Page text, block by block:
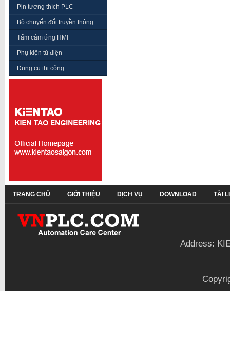
Pin tương thích PLC
Bộ chuyển đổi truyền thông
Tấm cảm ứng HMI
Phụ kiện tủ điện
Dụng cụ thi công
TRANG CHỦ GIỚI THIỆU DỊCH VỤ DOWNLOAD TÀI
Address: